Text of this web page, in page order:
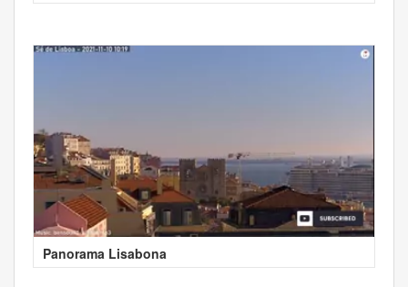
Panorama Lisabona